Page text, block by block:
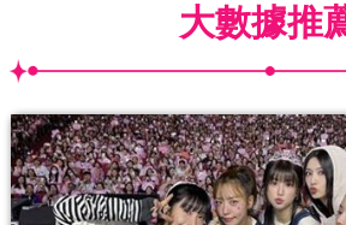
大數據推